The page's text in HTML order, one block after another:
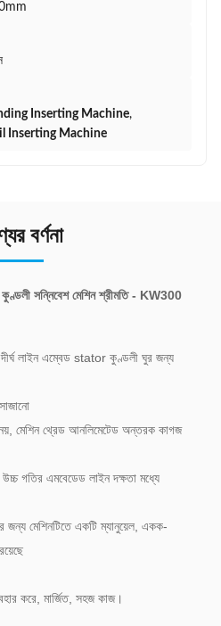
Inserting Machine,
Inserting Machine
বর্ণনা
সন্নিবেশ মেশিন শ্রীমতি - KW300
লাইন এম্বেড stator কুণ্ডলী ঘুর জন্য
মেশিন থ্রেড আনলিমেটেড অন্তরক কাগজ
গতির এমবেডেড লাইন দক্ষতা মধ্যে
জন্য মেশিনটিতে একটি ম্যানুয়েল, একক-
করে, মার্জিত, সহজ কাজ।